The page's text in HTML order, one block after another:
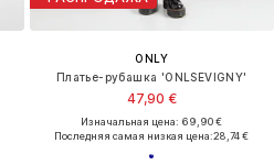
ONLY
Платье-рубашка 'ONLSEVIGNY'
47,90 €
Изначальная цена: 69,90 €
Последняя самая низкая цена:28,74 €